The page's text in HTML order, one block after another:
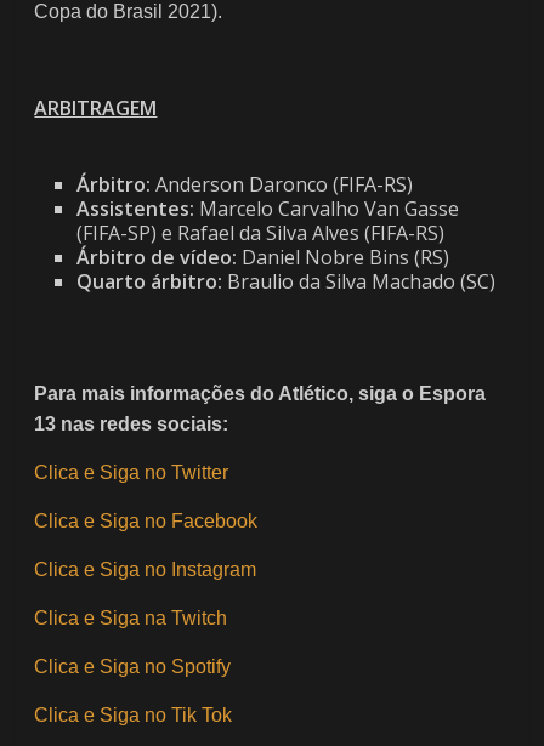
Copa do Brasil 2021).
ARBITRAGEM
Árbitro: Anderson Daronco (FIFA-RS)
Assistentes: Marcelo Carvalho Van Gasse
(FIFA-SP) e Rafael da Silva Alves (FIFA-RS)
Árbitro de vídeo: Daniel Nobre Bins (RS)
Quarto árbitro: Braulio da Silva Machado (SC)
Para mais informações do Atlético, siga o Espora
13 nas redes sociais:
Clica e Siga no Twitter
Clica e Siga no Facebook
Clica e Siga no Instagram
Clica e Siga na Twitch
Clica e Siga no Spotify
Clica e Siga no Tik Tok